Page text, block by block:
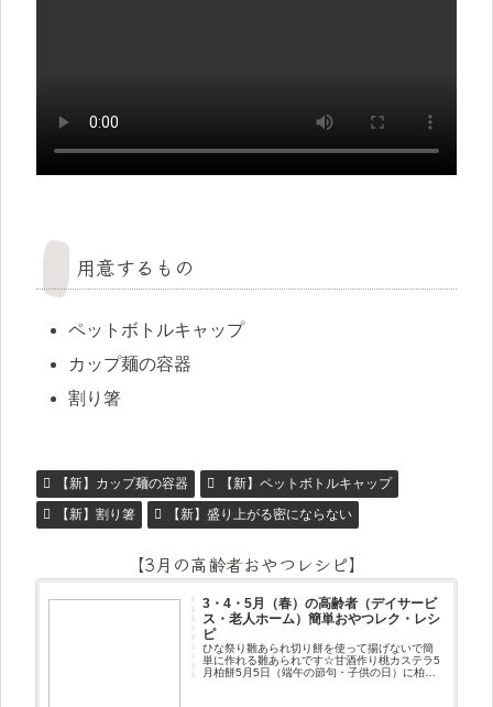
用意するもの
ペットボトルキャップ
カップ麺の容器
割り箸
【新】カップ麺の容器
【新】ペットボトルキャップ
【新】割り箸
【新】盛り上がる密にならない
【3月の高齢者おやつレシピ】
3・4・5月（春）の高齢者（デイサービ
ス・老人ホーム）簡単おやつレク・レシ
ピ
ひな祭り雛あられ切り餅を使って揚げないで簡
単に作れる雛あられです☆甘酒作り桃カステラ5
月柏餅5月5日（端午の節句・子供の日）に柏餅